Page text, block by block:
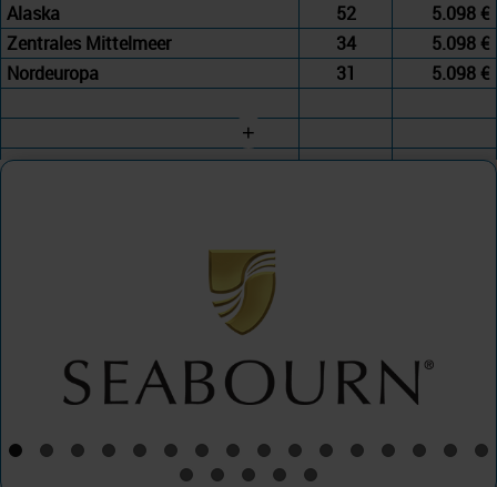
Alaska
52
5.098 €
Zentrales Mittelmeer
34
5.098 €
Nordeuropa
31 5.098 €
+